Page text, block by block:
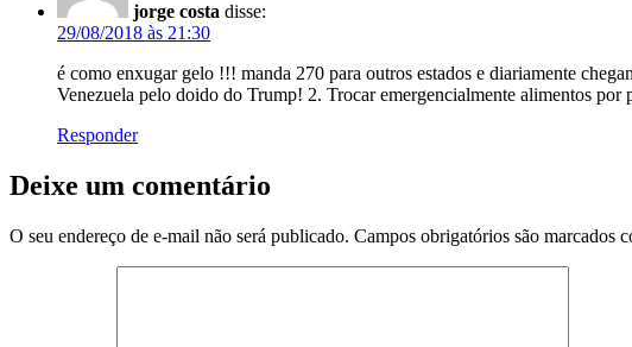
jorge costa disse:
29/08/2018 às 21:30
é como enxugar gelo !!! manda 270 para outros estados e diariamente
Venezuela pelo doido do Trump! 2. Trocar emergencialmente alimentos por
Responder
Deixe um comentário
O seu endereço de e-mail não será publicado. Campos obrigatórios são marcados